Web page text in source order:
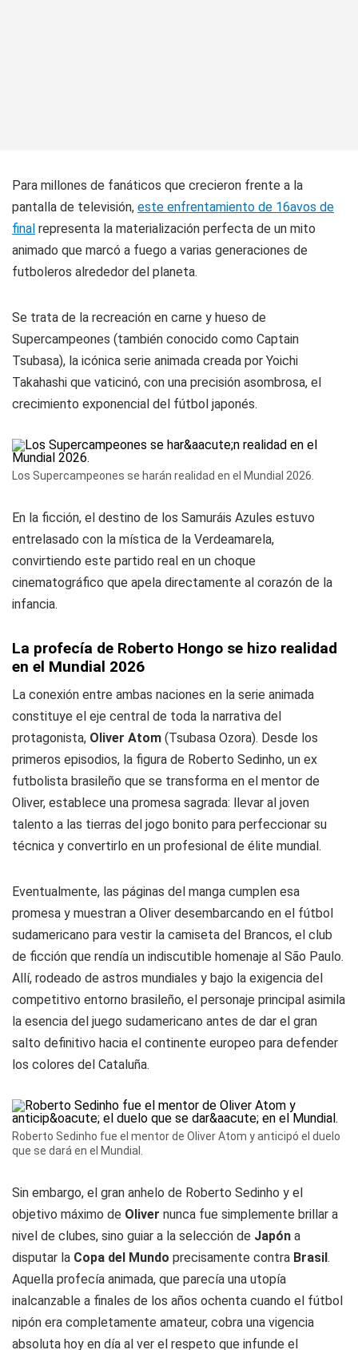
Para millones de fanáticos que crecieron frente a la
pantalla de televisión, este enfrentamiento de 16avos de
final representa la materialización perfecta de un mito
animado que marcó a fuego a varias generaciones de
futboleros alrededor del planeta.
Se trata de la recreación en carne y hueso de
Supercampeones (también conocido como Captain
Tsubasa), la icónica serie animada creada por Yoichi
Takahashi que vaticinó, con una precisión asombrosa, el
crecimiento exponencial del fútbol japonés.
Los Supercampeones se harán realidad en el Mundial 2026.
En la ficción, el destino de los Samuráis Azules estuvo
entrelasado con la mística de la Verdeamarela,
convirtiendo este partido real en un choque
cinematográfico que apela directamente al corazón de la
infancia.
La profecía de Roberto Hongo se hizo realidad
en el Mundial 2026
La conexión entre ambas naciones en la serie animada
constituye el eje central de toda la narrativa del
protagonista, Oliver Atom (Tsubasa Ozora). Desde los
primeros episodios, la figura de Roberto Sedinho, un ex
futbolista brasileño que se transforma en el mentor de
Oliver, establece una promesa sagrada: llevar al joven
talento a las tierras del jogo bonito para perfeccionar su
técnica y convertirlo en un profesional de élite mundial.
Eventualmente, las páginas del manga cumplen esa
promesa y muestran a Oliver desembarcando en el fútbol
sudamericano para vestir la camiseta del Brancos, el club
de ficción que rendía un indiscutible homenaje al São Paulo.
Allí, rodeado de astros mundiales y bajo la exigencia del
competitivo entorno brasileño, el personaje principal asimila
la esencia del juego sudamericano antes de dar el gran
salto definitivo hacia el continente europeo para defender
los colores del Cataluña.
Roberto Sedinho fue el mentor de Oliver Atom y anticipó el duelo
que se dará en el Mundial.
Sin embargo, el gran anhelo de Roberto Sedinho y el
objetivo máximo de Oliver nunca fue simplemente brillar a
nivel de clubes, sino guiar a la selección de Japón a
disputar la Copa del Mundo precisamente contra Brasil.
Aquella profecía animada, que parecía una utopía
inalcanzable a finales de los años ochenta cuando el fútbol
nipón era completamente amateur, cobra una vigencia
absoluta hoy en día al ver el respeto que infunde el